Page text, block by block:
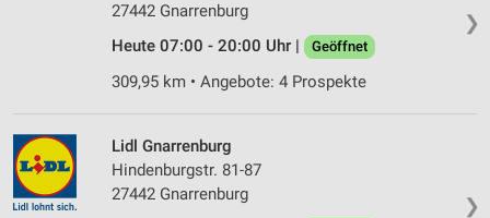
❯
27442 Gnarrenburg
Heute 07:00 - 20:00 Uhr |
Geöffnet
309,95 km • Angebote: 4 Prospekte
❯
Lidl Gnarrenburg
Hindenburgstr. 81-87
27442 Gnarrenburg